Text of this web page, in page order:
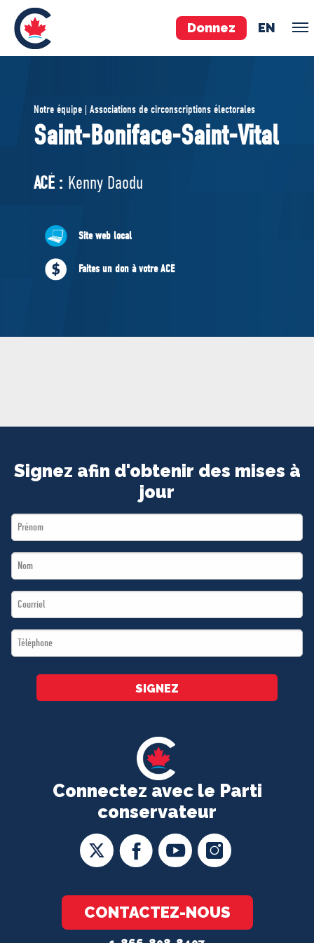
Donnez EN
ÉQUIPE
Pierre Poilievre
Vos députés conservateurs
Cabinet fantôme
Exécutif national
À PROPOS
Documents constitutifs
Notre équipe | Associations de circonscriptions électorales
Saint-Boniface-Saint-Vital
ACÉ : Kenny Daodu
Site web local
Faites un don à votre ACÉ
Connectez avec le Parti
conservateur
CONTACTEZ-NOUS
Signez afin d'obtenir des mises à
jour
First
Name
Last
Name
Email
*
Téléphone
*
SIGNEZ